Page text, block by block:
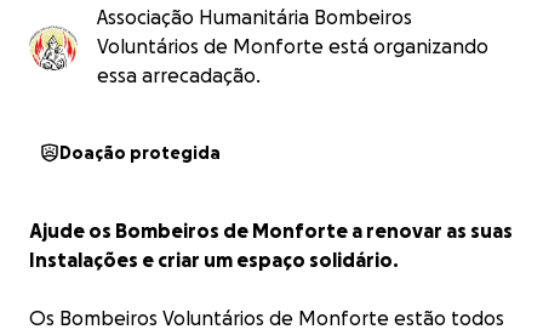
Associação Humanitária Bombeiros
Voluntários de Monforte está organizando
essa arrecadação.
Doação protegida
Ajude os Bombeiros de Monforte a renovar as suas
Instalações e criar um espaço solidário.
Os Bombeiros Voluntários de Monforte estão todos